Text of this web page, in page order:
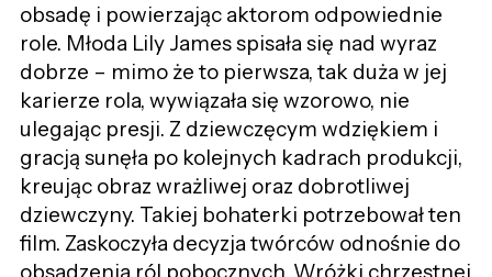
obsadę i powierzając aktorom odpowiednie
role. Młoda Lily James spisała się nad wyraz
dobrze – mimo że to pierwsza, tak duża w jej
karierze rola, wywiązała się wzorowo, nie
ulegając presji. Z dziewczęcym wdziękiem i
gracją sunęła po kolejnych kadrach produkcji,
kreując obraz wrażliwej oraz dobrotliwej
dziewczyny. Takiej bohaterki potrzebował ten
film. Zaskoczyła decyzja twórców odnośnie do
obsadzenia ról pobocznych, Wróżki chrzestnej